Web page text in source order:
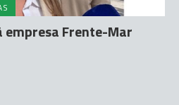
empresa Frente-Mar